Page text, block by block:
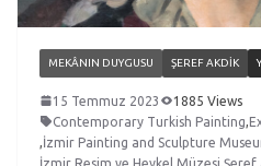
MEKÂNIN DUYGUSU ŞEREF AKDIK
15 Temmuz 2023
1885 Views
Contemporary Turkish Painting,
,İzmir Painting and Sculpture
İzmir Resim ve Heykel Müzesi,Şeref